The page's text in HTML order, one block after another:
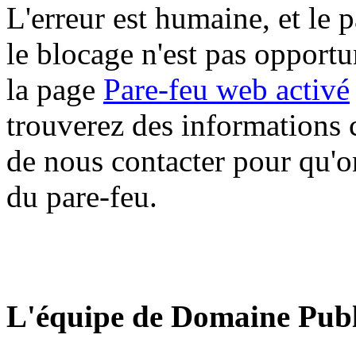
L'erreur est humaine, et le
le blocage n'est pas
la page Pare-feu web activé
trouverez des informations
de nous contacter pour
du pare-feu.
L'équipe de Domaine